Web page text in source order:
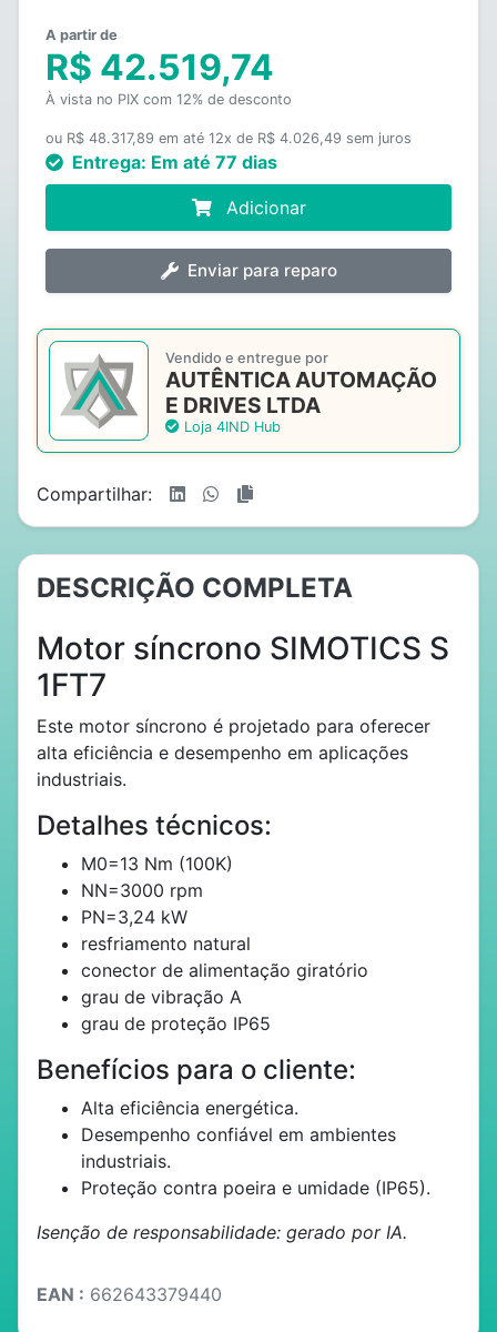
A partir de
R$ 42.519,74
À vista no PIX com 12% de desconto
ou R$ 48.317,89 em até 12x de R$ 4.026,49 sem juros
Entrega: Em até 77 dias
Adicionar
Enviar para reparo
Vendido e entregue por
AUTÊNTICA AUTOMAÇÃO
E DRIVES LTDA
Loja 4IND Hub
Compartilhar:
DESCRIÇÃO COMPLETA
Motor síncrono SIMOTICS S
1FT7
Este motor síncrono é projetado para oferecer
alta eficiência e desempenho em aplicações
industriais.
Detalhes técnicos:
M0=13 Nm (100K)
NN=3000 rpm
PN=3,24 kW
resfriamento natural
conector de alimentação giratório
grau de vibração A
grau de proteção IP65
Benefícios para o cliente:
Alta eficiência energética.
Desempenho confiável em ambientes
industriais.
Proteção contra poeira e umidade (IP65).
Isenção de responsabilidade: gerado por IA.
EAN : 662643379440